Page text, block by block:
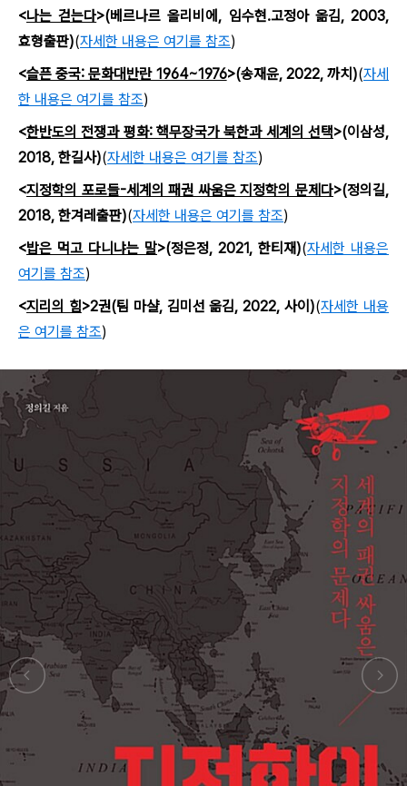
<나는 걷는다>(베르나르 올리비에, 임수현.고정아 옮김, 2003,
효형출판)(자세한 내용은 여기를 참조)
<슬픈 중국: 문화대반란 1964~1976>(송재윤, 2022, 까치)(자세
한 내용은 여기를 참조)
<한반도의 전쟁과 평화: 핵무장국가 북한과 세계의 선택>(이삼성,
2018, 한길사)(자세한 내용은 여기를 참조)
<지정학의 포로들-세계의 패권 싸움은 지정학의 문제다>(정의길,
2018, 한겨레출판)(자세한 내용은 여기를 참조)
<밥은 먹고 다니냐는 말>(정은정, 2021, 한티재)(자세한 내용은
여기를 참조)
<지리의 힘>2권(팀 마샬, 김미선 옮김, 2022, 사이)(자세한 내용
은 여기를 참조)